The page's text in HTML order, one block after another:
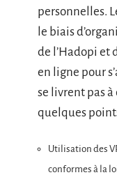
personnelles.
le biais
de l’Hadopi et
en ligne pour
se livrent pas
quelques
Utilisation des
conformes à la